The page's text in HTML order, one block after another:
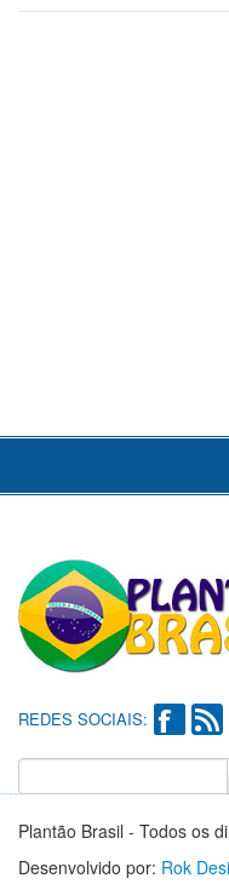
REDES SOCIAIS:
Plantão Brasil - Todos os
Desenvolvido por: Rok